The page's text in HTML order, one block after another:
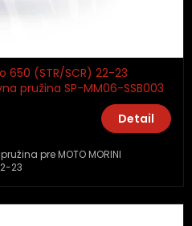
650 (STR/SCR) 22-23
pružina SP-MM06-SSB003
Detail
pre MOTO MORINI
23